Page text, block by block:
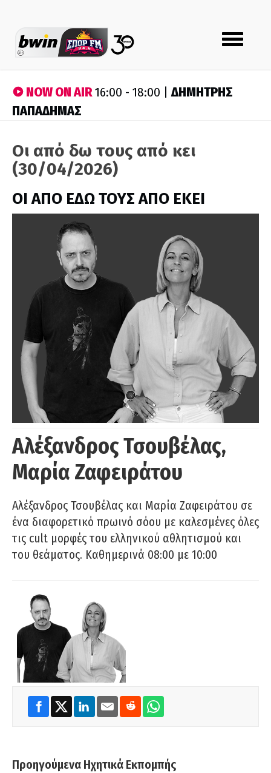
Toggle
navigation
NOW ON AIR16:00 - 18:00 |ΔΗΜΗΤΡΗΣ
ΠΑΠΑΔΗΜΑΣ
Οι από δω τους από κει
(30/04/2026)
ΟΙ ΑΠΟ ΕΔΩ ΤΟΥΣ ΑΠΟ ΕΚΕΙ
Αλέξανδρος Τσουβέλας,
Μαρία Ζαφειράτου
Αλέξανδρος Τσουβέλας και Μαρία Ζαφειράτου σε
ένα διαφορετικό πρωινό σόου με καλεσμένες όλες
τις cult μορφές του ελληνικού αθλητισμού και
του θεάματος. Καθημερινά 08:00 με 10:00
Προηγούμενα Ηχητικά Εκπομπής